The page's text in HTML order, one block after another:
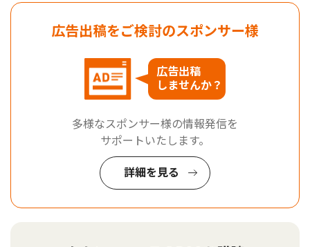
広告出稿をご検討のスポンサー様
広告出稿
しませんか？
多様なスポンサー様の情報発信を
サポートいたします。
詳細を見る